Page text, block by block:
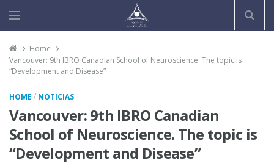
Home
Vancouver: 9th IBRO Canadian School of Neuroscience. The topic is
“Development and Disease”
HOME / NOTICIAS
Vancouver: 9th IBRO Canadian
School of Neuroscience. The topic is
“Development and Disease”